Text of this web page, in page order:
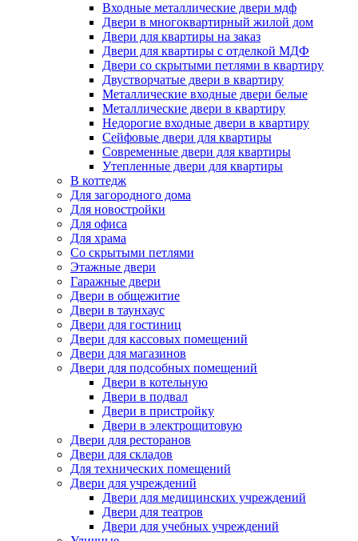
Входные металлические двери мдф
Двери в многоквартирный жилой дом
Двери для квартиры на заказ
Двери для квартиры с отделкой МДФ
Двери со скрытыми петлями в квартиру
Двустворчатые двери в квартиру
Металлические входные двери белые
Металлические двери в квартиру
Недорогие входные двери в квартиру
Сейфовые двери для квартиры
Современные двери для квартиры
Утепленные двери для квартиры
В коттедж
Для загородного дома
Для новостройки
Для офиса
Для храма
Со скрытыми петлями
Этажные двери
Гаражные двери
Двери в общежитие
Двери в таунхаус
Двери для гостиниц
Двери для кассовых помещений
Двери для магазинов
Двери для подсобных помещений
Двери в котельную
Двери в подвал
Двери в пристройку
Двери в электрощитовую
Двери для ресторанов
Двери для складов
Для технических помещений
Двери для учреждений
Двери для медицинских учреждений
Двери для театров
Двери для учебных учреждений